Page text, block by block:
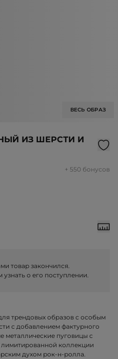
ВЕСЬ ОБРАЗ
ИЗ ШЕРСТИ И
+ 550 бонусов
товар закончился.
о его поступлении.
трендовых образов с особым
с добавлением фактурного
металлические пуговицы с
коллекции
духом рок-н-ролла.